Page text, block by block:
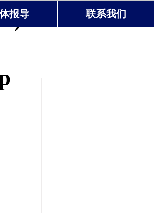
报导 联系我们